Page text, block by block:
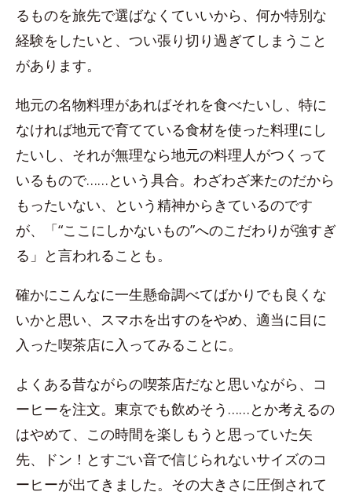
るものを旅先で選ばなくていいから、何か特別な
経験をしたいと、つい張り切り過ぎてしまうこと
があります。
地元の名物料理があればそれを食べたいし、特に
なければ地元で育てている食材を使った料理にし
たいし、それが無理なら地元の料理人がつくって
いるもので……という具合。わざわざ来たのだから
もったいない、という精神からきているのです
が、「“ここにしかないもの”へのこだわりが強すぎ
る」と言われることも。
確かにこんなに一生懸命調べてばかりでも良くな
いかと思い、スマホを出すのをやめ、適当に目に
入った喫茶店に入ってみることに。
よくある昔ながらの喫茶店だなと思いながら、コ
ーヒーを注文。東京でも飲めそう……とか考えるの
はやめて、この時間を楽しもうと思っていた矢
先、ドン！とすごい音で信じられないサイズのコ
ーヒーが出てきました。その大きさに圧倒されて